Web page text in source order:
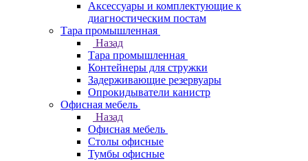
Аксессуары и комплектующие к
диагностическим постам
Тара промышленная
Назад
Тара промышленная
Контейнеры для стружки
Задерживающие резервуары
Опрокидыватели канистр
Офисная мебель
Назад
Офисная мебель
Столы офисные
Тумбы офисные